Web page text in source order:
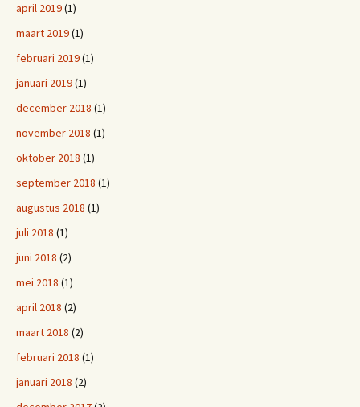
april 2019(1)
maart 2019(1)
februari 2019(1)
januari 2019(1)
december 2018 (1)
november 2018 (1)
oktober 2018 (1)
september 2018 (1)
augustus 2018 (1)
juli 2018 (1)
juni 2018 (2)
mei 2018 (1)
april 2018 (2)
maart 2018 (2)
februari 2018 (1)
januari 2018 (2)